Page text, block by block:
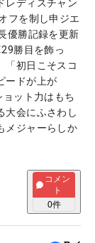
レディスチャン
フを制し申ジエ
優勝記録を更新
勝目を飾っ
「初日こそスコ
ードが上が
ョット力はもち
大会にふさわし
メジャーらしか
コメン
ト
0件